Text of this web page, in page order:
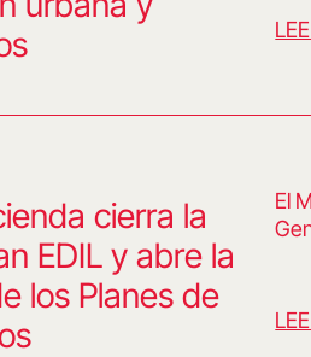
cierra la
EDIL y abre la
los Planes de
El